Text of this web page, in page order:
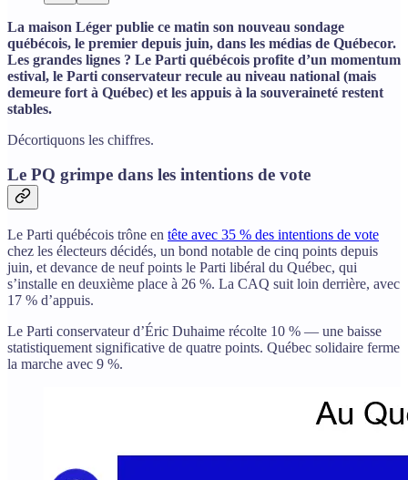
La maison Léger publie ce matin son nouveau sondage
québécois, le premier depuis juin, dans les médias de Québecor.
Les grandes lignes ? Le Parti québécois profite d’un momentum
estival, le Parti conservateur recule au niveau national (mais
demeure fort à Québec) et les appuis à la souveraineté restent
stables.
Décortiquons les chiffres.
Le PQ grimpe dans les intentions de vote
Le Parti québécois trône en tête avec 35 % des intentions de vote
chez les électeurs décidés, un bond notable de cinq points depuis
juin, et devance de neuf points le Parti libéral du Québec, qui
s’installe en deuxième place à 26 %. La CAQ suit loin derrière, avec
17 % d’appuis.
Le Parti conservateur d’Éric Duhaime récolte 10 % — une baisse
statistiquement significative de quatre points. Québec solidaire ferme
la marche avec 9 %.